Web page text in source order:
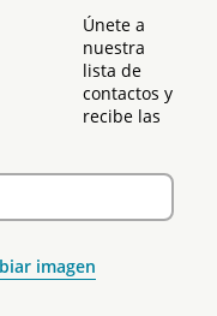
Únete a
nuestra
lista de
contactos y
recibe las
imagen